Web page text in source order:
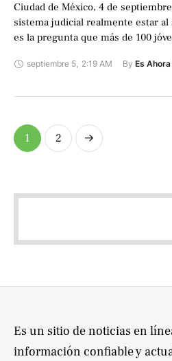
Ciudad de México, 4 de
sistema judicial realmente estar al
es la pregunta que más de 100
septiembre 5, 2:19 AM By Es
1 2
Es un sitio de noticias en
información confiable y